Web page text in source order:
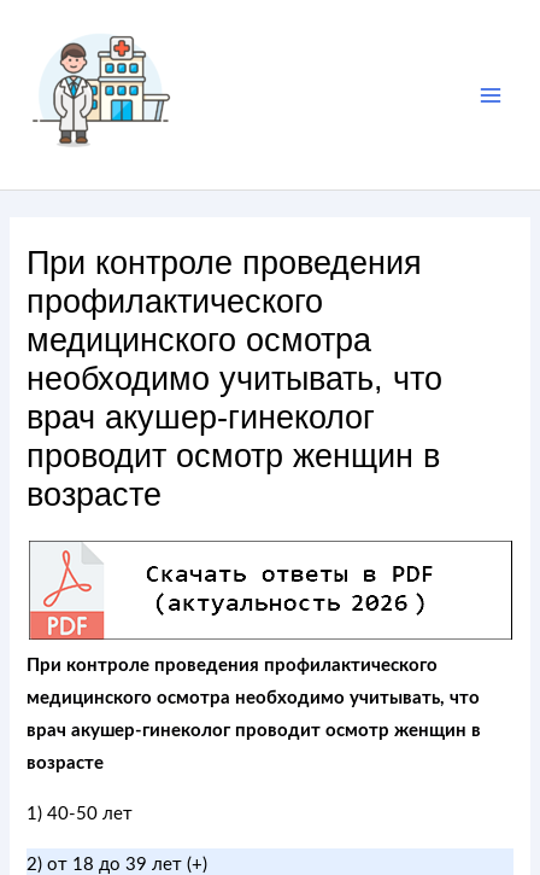
При контроле проведения
профилактического
медицинского осмотра
необходимо учитывать, что
врач акушер-гинеколог
проводит осмотр женщин в
возрасте
При контроле проведения профилактического
медицинского осмотра необходимо учитывать, что
врач акушер-гинеколог проводит осмотр женщин в
возрасте
1) 40-50 лет
2) от 18 до 39 лет (+)